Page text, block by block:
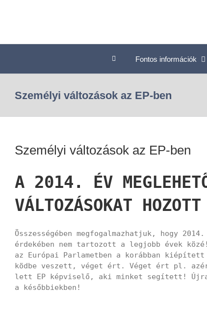
Fontos információk
Személyi változások az EP-ben
Személyi változások az EP-ben
A 2014. ÉV
VÁLTOZÁSOKAT HOZOTT
Összességében megfogalmazhatjuk, hogy
érdekében nem tartozott a legjobb évek
az Európai Parlametben a korábban
ködbe veszett, véget ért. Véget ért pl.
lett EP képviselő, aki minket segített!
a későbbiekben!